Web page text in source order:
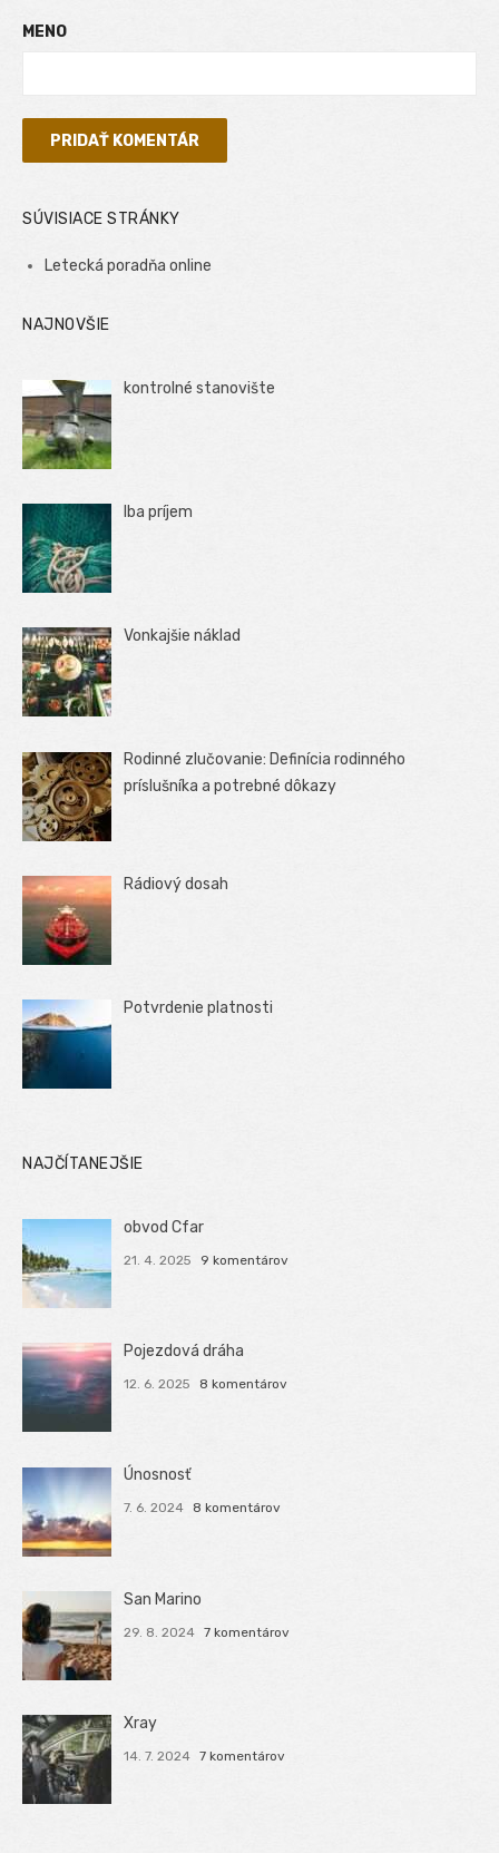
MENO
SÚVISIACE STRÁNKY
Letecká poradňa online
NAJNOVŠIE
kontrolné stanovište
Iba príjem
Vonkajšie náklad
Rodinné zlučovanie: Definícia rodinného
príslušníka a potrebné dôkazy
Rádiový dosah
Potvrdenie platnosti
NAJČÍTANEJŠIE
obvod Cfar
21. 4. 2025 9 komentárov
Pojezdová dráha
12. 6. 2025 8 komentárov
Únosnosť
7. 6. 2024 8 komentárov
San Marino
29. 8. 2024 7 komentárov
Xray
14. 7. 2024 7 komentárov